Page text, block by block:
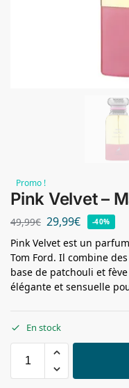
Promo !
Pink Velvet –
49,99€ 29,99€ -40%
Pink Velvet est un
Tom Ford. Il combine
base de patchouli et
élégante et sensuelle
En stock